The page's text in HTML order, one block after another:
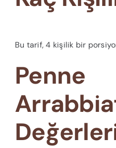
Bu tarif, 4 kişilik bir
Penne